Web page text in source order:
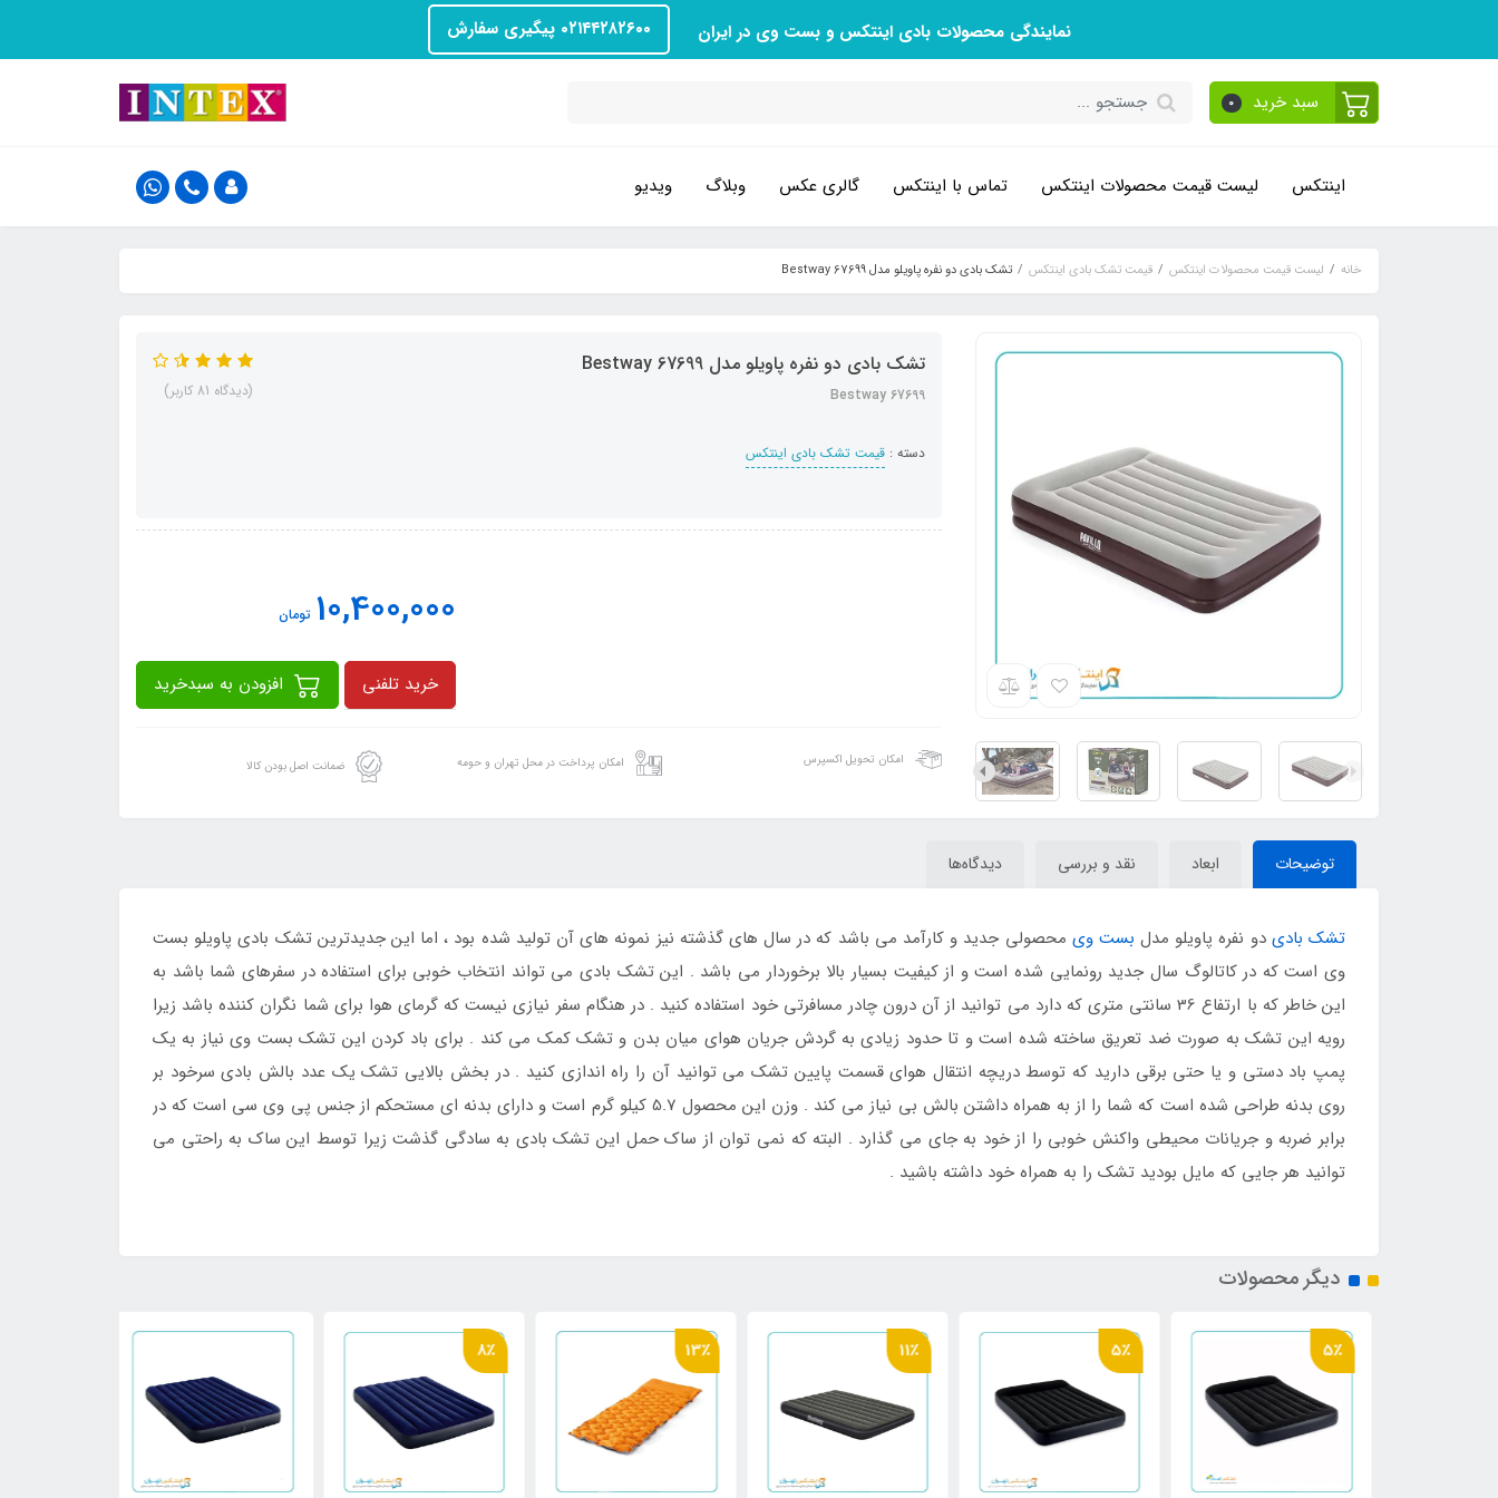
نمایندگی محصولات بادی اینتکس و بست وی در ایران ۰۲۱۴۴۲۸۲۶۰۰ پیگیری سفارش
سبد خرید 0
اینتکس لیست قیمت محصولات اینتکس تماس با اینتکس گالری عکس وبلاگ ویدیو
خانه لیست قیمت محصولات اینتکس قیمت تشک بادی اینتکس تشک بادی دو نفره پاویلو مدل Bestway 67699
تشک بادی دو نفره پاویلو مدل Bestway 67699
Bestway 67699
دسته : قیمت تشک بادی اینتکس
(دیدگاه 81 کاربر)
10,400,000 تومان
خرید تلفنی
امکان تحویل اکسپرس امکان پرداخت در محل تهران و حومه ضمانت اصل بودن کالا
توضیحات ابعاد نقد و بررسی دیدگاه‌ها
تشک بادی دو نفره پاویلو مدل بست وی محصولی جدید و کارآمد می باشد که در سال های گذشته نیز نمونه های آن تولید شده بود ، اما این جدیدترین تشک بادی پاویلو بست
وی است که در کاتالوگ سال جدید رونمایی شده است و از کیفیت بسیار بالا برخوردار می باشد . این تشک بادی می تواند انتخاب خوبی برای استفاده در سفرهای شما باشد به
این خاطر که با ارتفاع 36 سانتی متری که دارد می توانید از آن درون چادر مسافرتی خود استفاده کنید . در هنگام سفر نیازی نیست که گرمای هوا برای شما نگران کننده باشد زیرا
رویه این تشک به صورت ضد تعریق ساخته شده است و تا حدود زیادی به گردش جریان هوای میان بدن و تشک کمک می کند . برای باد کردن این تشک بست وی نیاز به یک
پمپ باد دستی و یا حتی برقی دارید که توسط دریچه انتقال هوای قسمت پایین تشک می توانید آن را راه اندازی کنید . در بخش بالایی تشک یک عدد بالش بادی سرخود بر
روی بدنه طراحی شده است که شما را از به همراه داشتن بالش بی نیاز می کند . وزن این محصول 5.7 کیلو گرم است و دارای بدنه ای مستحکم از جنس پی وی سی است که در
برابر ضربه و جریانات محیطی واکنش خوبی را از خود به جای می گذارد . البته که نمی توان از ساک حمل این تشک بادی به سادگی گذشت زیرا توسط این ساک به راحتی می
توانید هر جایی که مایل بودید تشک را به همراه خود داشته باشید .
دیگر محصولات
5٪ 5٪ 11٪ 13٪ 8٪